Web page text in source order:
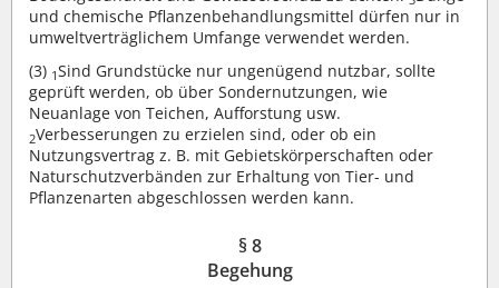
und chemische Pflanzenbehandlungsmittel dürfen nur in
umweltverträglichem Umfange verwendet werden.
(3) 1Sind Grundstücke nur ungenügend nutzbar, sollte
geprüft werden, ob über Sondernutzungen, wie
Neuanlage von Teichen, Aufforstung usw.
2Verbesserungen zu erzielen sind, oder ob ein
Nutzungsvertrag z. B. mit Gebietskörperschaften oder
Naturschutzverbänden zur Erhaltung von Tier- und
Pflanzenarten abgeschlossen werden kann.
§ 8
Begehung